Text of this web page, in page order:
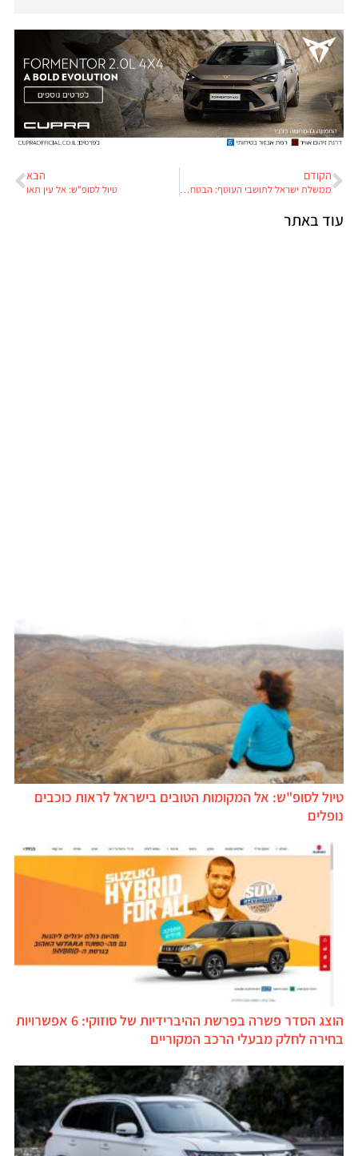
הקודם
ממשלת ישראל לתושבי העוטף: הבטחנו כביש. לא הבטחנו לקיים
הבא
טיול לסופ"ש: אל עין תאו
עוד באתר
טיול לסופ"ש: אל המקומות הטובים בישראל לראות כוכבים
נופלים
הוצג הסדר פשרה בפרשת ההיברידיות של סוזוקי: 6 אפשרויות
בחירה לחלק מבעלי הרכב המקוריים